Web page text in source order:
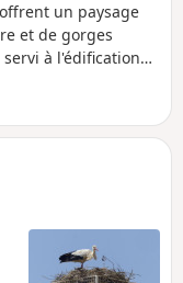
un paysage
et de gorges
à l'édification
aux visiteurs un
où les
l’impression
géant et où l’on se